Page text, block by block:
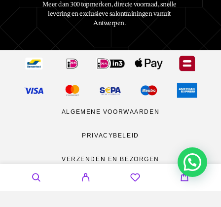
Meer dan 300 topmerken, directe voorraad, snelle
levering en exclusieve salontrainingen vanuit
Antwerpen.
ALGEMENE VOORWAARDEN
PRIVACYBELEID
VERZENDEN EN BEZORGEN
RETOURNEREN CONTACT